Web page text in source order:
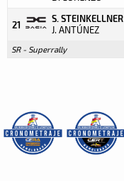
21
S. STEINKELLNER
J. ANTÚNEZ
SR - Superrally